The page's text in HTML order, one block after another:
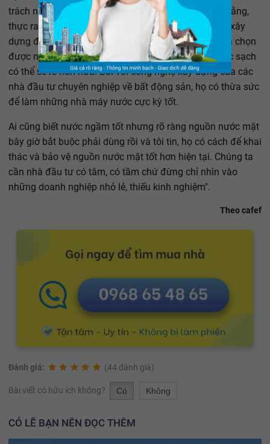
trách nhiệm xã hội, trách nhiệm với cư dân. Tôi cho rằng,
thực ra Nhà nước không cần hỗ trợ gì nhiều, chỉ cần xây
dựng được cơ chế đấu thầu công khai, minh bạch và chọn
được nhà đầu tư thực sự chuẩn, có đầu vào thì nước sạch
có thể sẽ rẻ hơn nữa. Bởi với công nghệ xây dựng của các
nhà đầu tư chuyên nghiệp về bất động sản, họ có thừa sức
để làm những nhà máy nước cực kỳ tốt.
Ai cũng biết nước ngầm tốt nhưng rõ ràng nguồn nước mặt
bây giờ bắt buộc phải dùng rồi và tôi tin, họ có cách để khai
thác và bảo vệ nguồn nước mặt tốt hơn hiện tại. Chúng ta
cần nhà đầu tư có tâm, có tầm chứ đừng chỉ nhìn vào
những doanh nghiệp nhỏ lẻ, thiếu kinh nghiệm".
Theo cafef
Đánh giá: (44 đánh giá)
Bài viết có hữu ích không? Có Không
CÓ LẼ BẠN NÊN ĐỌC THÊM